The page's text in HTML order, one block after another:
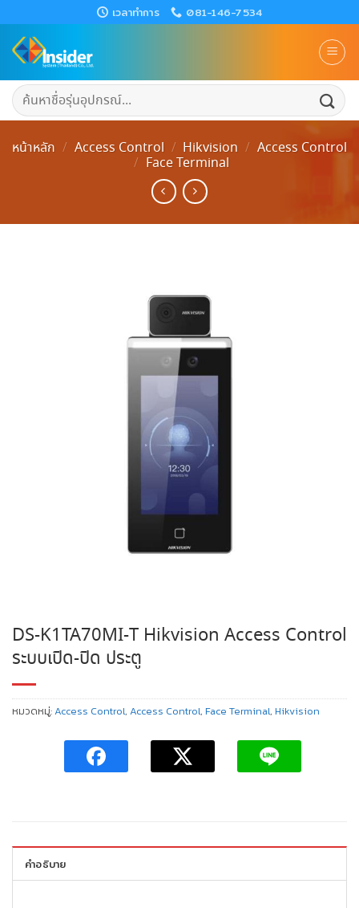
to
content
เวลาทำการ 081-146-7534
ค้นหา:
หน้าหลัก / Access Control / Hikvision / Access Control
/ Face Terminal
DS-K1TA70MI-T Hikvision Access Control
ระบบเปิด-ปิด ประตู
หมวดหมู่:Access Control, Access Control, Face Terminal, Hikvision
คำอธิบาย